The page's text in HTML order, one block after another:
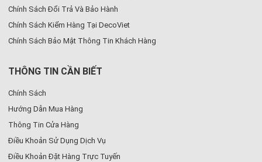
Chính Sách Đổi Trả Và Bảo Hành
Chính Sách Kiểm Hàng Tại DecoViet
Chính Sách Bảo Mật Thông Tin Khách Hàng
THÔNG TIN CẦN BIẾT
Chính Sách
Hướng Dẫn Mua Hàng
Thông Tin Cửa Hàng
Điều Khoản Sử Dụng Dịch Vụ
Điều Khoản Đặt Hàng Trực Tuyến